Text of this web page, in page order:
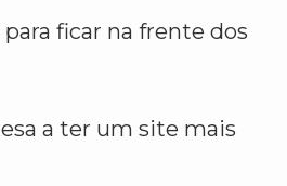
ficar na frente dos
a ter um site mais